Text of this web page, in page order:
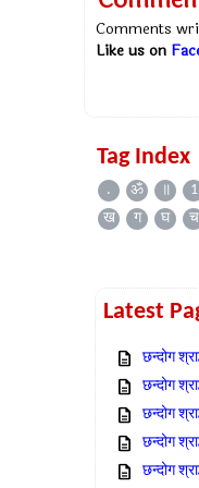
Comments
Like us on
Tag Index
. ॐ ॥ 1
ख
ग घ च
Latest
छन्दोग
छन्दोग
छन्दोग
छन्दोग
छन्दोग